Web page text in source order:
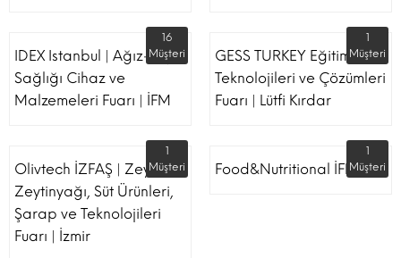
IDEX Istanbul | Ağız-Diş
Sağlığı Cihaz ve
Malzemeleri Fuarı | İFM
16
Müşteri
GESS TURKEY Eğitim
Teknolojileri ve Çözümleri
Fuarı | Lütfi Kırdar
1
Müşteri
Olivtech İZFAŞ | Zeytin,
Zeytinyağı, Süt Ürünleri,
Şarap ve Teknolojileri
Fuarı | İzmir
1
Müşteri
Food&Nutritional İFM
1
Müşteri